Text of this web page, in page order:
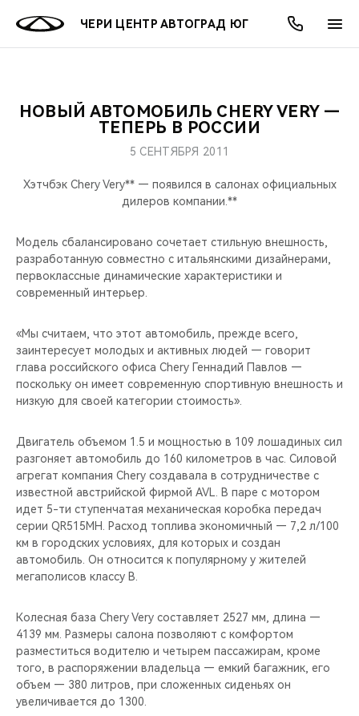
ЧЕРИ ЦЕНТР АВТОГРАД ЮГ
МОДЕЛИ
СЕДАНЫ
ПОКУПАТЕЛЯМ
КРЕДИТ И СТРАХОВАНИЕ
ВЛАДЕЛЬЦАМ
ЗАПЧАСТИ И АКСЕССУАРЫ
ПОДДЕРЖКА
CHERY CONNECT
МИР CHERY
CHERY В СОЦСЕТЯХ
ЛЮДИ CHERY
CHERY REMOTE
CHERY И СПОРТ
НАШИ МЕРОПРИЯТИЯ
ВИДЕООБЗОРЫ
CHERY ДЛЯ ДЕТЕЙ
АКЦИИ
ОНЛАЙН СЕРВИСЫ
О КОМПАНИИ
НОВЫЙ АВТОМОБИЛЬ CHERY VERY —
ТЕПЕРЬ В РОССИИ
5 СЕНТЯБРЯ 2011
Хэтчбэк Chery Very** — появился в салонах официальных
дилеров компании.**
Модель сбалансировано сочетает стильную внешность,
разработанную совместно с итальянскими дизайнерами,
первоклассные динамические характеристики и
современный интерьер.
«Мы считаем, что этот автомобиль, прежде всего,
заинтересует молодых и активных людей — говорит
глава российского офиса Chery Геннадий Павлов —
поскольку он имеет современную спортивную внешность и
низкую для своей категории стоимость».
Двигатель объемом 1.5 и мощностью в 109 лошадиных сил
разгоняет автомобиль до 160 километров в час. Силовой
агрегат компания Chery создавала в сотрудничестве с
известной австрийской фирмой AVL. В паре с мотором
идет 5-ти ступенчатая механическая коробка передач
серии QR515MH. Расход топлива экономичный — 7,2 л/100
км в городских условиях, для которых и создан
автомобиль. Он относится к популярному у жителей
мегаполисов классу B.
Колесная база Chery Very составляет 2527 мм, длина —
4139 мм. Размеры салона позволяют с комфортом
разместиться водителю и четырем пассажирам, кроме
того, в распоряжении владельца — емкий багажник, его
объем — 380 литров, при сложенных сиденьях он
увеличивается до 1300.